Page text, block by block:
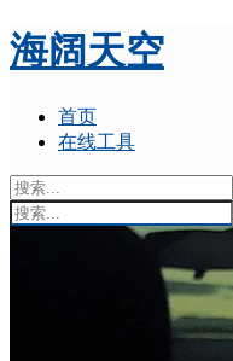
海阔天空
首页
在线工具